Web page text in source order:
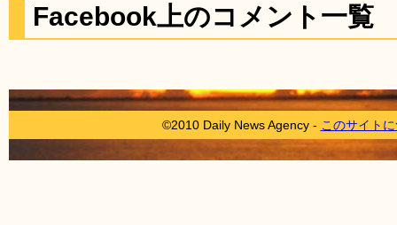
Facebook上のコメント一覧
©2010 Daily News Agency - このサイト